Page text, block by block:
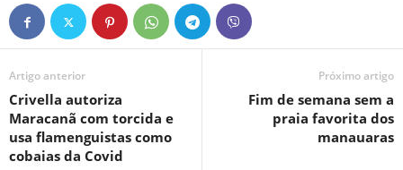
Artigo anterior
Crivella autoriza
Maracanã com torcida e
usa flamenguistas como
cobaias da Covid
Próximo artigo
Fim de semana sem a
praia favorita dos
manauaras